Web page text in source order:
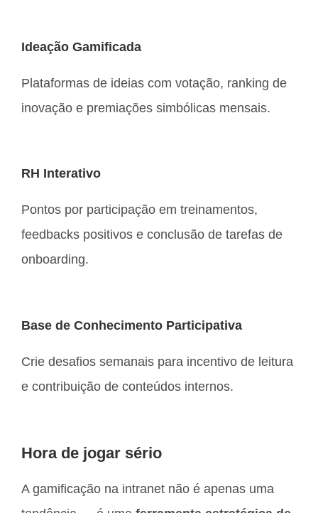
Ideação Gamificada
Plataformas de ideias com votação, ranking de
inovação e premiações simbólicas mensais.
RH Interativo
Pontos por participação em treinamentos,
feedbacks positivos e conclusão de tarefas de
onboarding.
Base de Conhecimento Participativa
Crie desafios semanais para incentivo de leitura
e contribuição de conteúdos internos.
Hora de jogar sério
A gamificação na intranet não é apenas uma